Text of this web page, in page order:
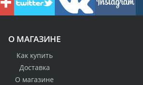
О МАГАЗИНЕ
Как купить
Доставка
О магазине